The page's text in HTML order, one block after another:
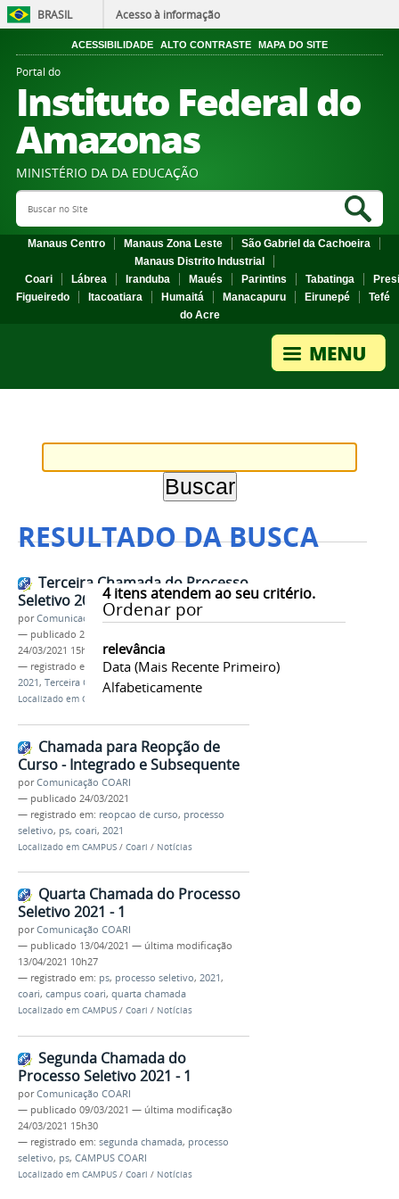
BRASIL Acesso à informação
ACESSIBILIDADE ALTO CONTRASTE MAPA DO SITE
Portal do
Instituto Federal do
Amazonas
MINISTÉRIO DA DA EDUCAÇÃO
Search Site
Manaus Centro Manaus Zona Leste
São Gabriel da Cachoeira
Manaus Distrito Industrial
Coari
Lábrea Iranduba Maués Parintins Tabatinga
Figueiredo
Itacoatiara Humaitá Manacapuru Eirunepé
Tefé
do Acre
RESULTADO DA BUSCA
4itens atendem ao seu critério.
Ordenar por
relevância
Data (mais Recente Primeiro)
Alfabeticamente
Terceira Chamada do Processo
Seletivo 2021 - 1
porComunicação COARI
— publicado 24/03/2021
24/03/2021 15h30
— registrado em:
processo seletivo,ps,coari ,
2021, Terceira Chamada
Localizado em CAMPUS
Chamada para Reopção de
Curso - Integrado e Subsequente
porComunicação COARI
— publicado 24/03/2021
— registrado em: reopcao de curso, processo
seletivo, ps, coari, 2021
Localizado em CAMPUS / Coari / Notícias
Quarta Chamada do Processo
Seletivo 2021 - 1
porComunicação COARI
— publicado 13/04/2021 — última modificação
13/04/2021 10h27
— registrado em: ps, processo seletivo, 2021,
coari, campus coari, quarta chamada
Localizado em CAMPUS / Coari / Notícias
Segunda Chamada do
Processo Seletivo 2021 - 1
porComunicação COARI
— publicado 09/03/2021 — última modificação
24/03/2021 15h30
— registrado em: segunda chamada, processo
seletivo, ps, CAMPUS COARI
Localizado em CAMPUS / Coari / Notícias